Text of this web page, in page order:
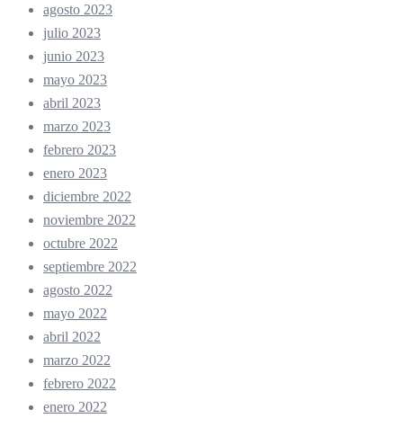
agosto 2023
julio 2023
junio 2023
mayo 2023
abril 2023
marzo 2023
febrero 2023
enero 2023
diciembre 2022
noviembre 2022
octubre 2022
septiembre 2022
agosto 2022
mayo 2022
abril 2022
marzo 2022
febrero 2022
enero 2022